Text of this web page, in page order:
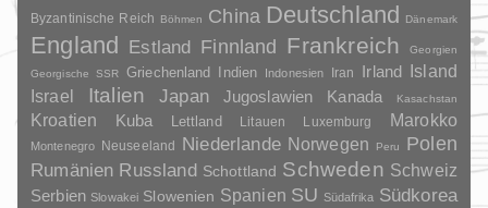
Byzantinische Reich Böhmen China Deutschland Dänemark
England Estland Finnland Frankreich
Georgien
Georgische SSR
Griechenland Indien Indonesien Iran Irland
Island
Israel
Italien Japan Jugoslawien Kanada Kasachstan
Kroatien Kuba Lettland Litauen Luxemburg Marokko
Montenegro Neuseeland Niederlande Norwegen Peru
Polen
Rumänien Russland Schottland Schweden Schweiz
Serbien Slowakei Slowenien Spanien SU Südafrika Südkorea